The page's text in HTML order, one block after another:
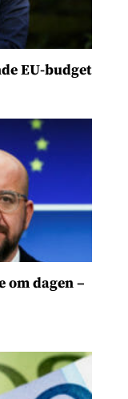
EU-budget
om dagen –